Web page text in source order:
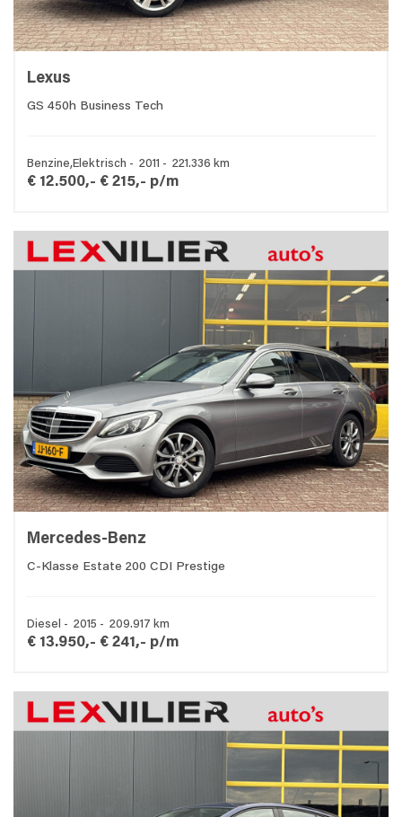
Lexus
GS 450h Business Tech
Benzine,Elektrisch - 2011 - 221.336 km
€ 12.500,- € 215,- p/m
Mercedes-Benz
C-Klasse Estate 200 CDI Prestige
Diesel - 2015 - 209.917 km
€ 13.950,- € 241,- p/m